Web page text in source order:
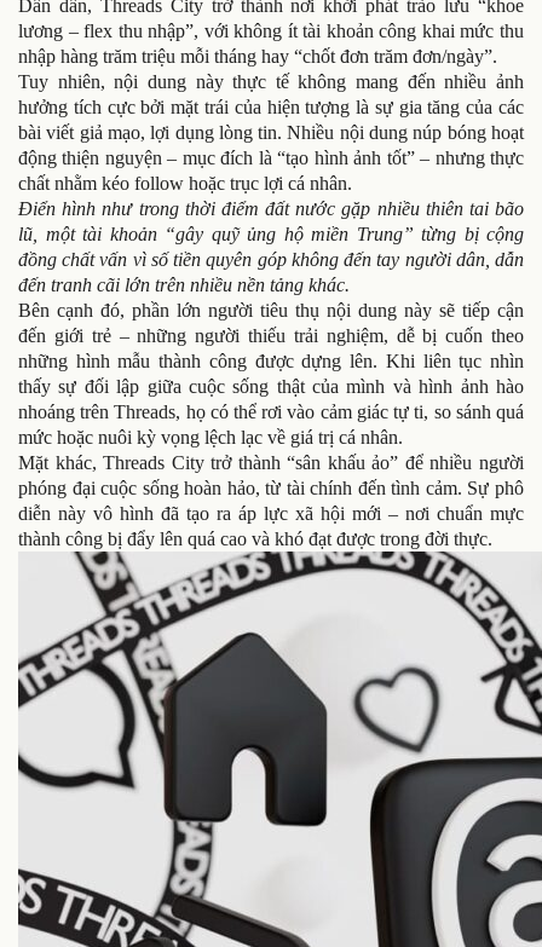
Dần dần, Threads City trở thành nơi khởi phát trào lưu “khoe
lương – flex thu nhập”, với không ít tài khoản công khai mức thu
nhập hàng trăm triệu mỗi tháng hay “chốt đơn trăm đơn/ngày”.
Tuy nhiên, nội dung này thực tế không mang đến nhiều ảnh
hưởng tích cực bởi mặt trái của hiện tượng là sự gia tăng của các
bài viết giả mạo, lợi dụng lòng tin. Nhiều nội dung núp bóng hoạt
động thiện nguyện – mục đích là “tạo hình ảnh tốt” – nhưng thực
chất nhằm kéo follow hoặc trục lợi cá nhân.
Điển hình như trong thời điểm đất nước gặp nhiều thiên tai bão
lũ, một tài khoản “gây quỹ ủng hộ miền Trung” từng bị cộng
đồng chất vấn vì số tiền quyên góp không đến tay người dân, dẫn
đến tranh cãi lớn trên nhiều nền tảng khác.
Bên cạnh đó, phần lớn người tiêu thụ nội dung này sẽ tiếp cận
đến giới trẻ – những người thiếu trải nghiệm, dễ bị cuốn theo
những hình mẫu thành công được dựng lên. Khi liên tục nhìn
thấy sự đối lập giữa cuộc sống thật của mình và hình ảnh hào
nhoáng trên Threads, họ có thể rơi vào cảm giác tự ti, so sánh quá
mức hoặc nuôi kỳ vọng lệch lạc về giá trị cá nhân.
Mặt khác, Threads City trở thành “sân khấu ảo” để nhiều người
phóng đại cuộc sống hoàn hảo, từ tài chính đến tình cảm. Sự phô
diễn này vô hình đã tạo ra áp lực xã hội mới – nơi chuẩn mực
thành công bị đẩy lên quá cao và khó đạt được trong đời thực.